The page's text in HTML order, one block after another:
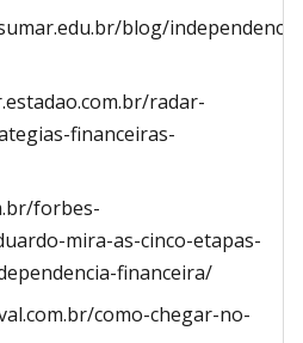
blog/
radar-
financeiras-
forbes-
mira-as-cinco-etapas-
financeira/
como-chegar-no-